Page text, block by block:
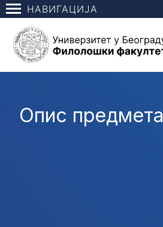
НАВИГАЦИЈА
Опис предмета